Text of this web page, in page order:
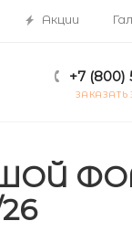
Акции
+7 (800)
ЗАКАЗАТЬ